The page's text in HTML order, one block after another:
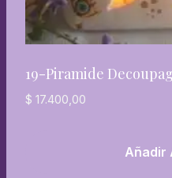
19-Piramide
$ 17.400,00
Añadir